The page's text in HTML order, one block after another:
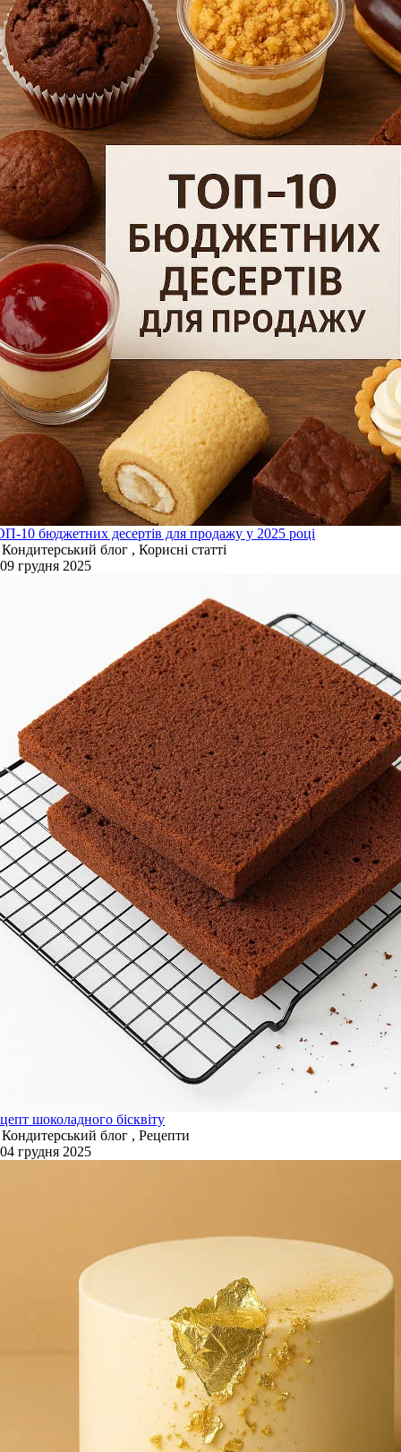
10 бюджетних десертів для продажу у 2025 році
блог , Корисні статті
грудня 2025
шоколадного бісквіту
блог , Рецепти
грудня 2025